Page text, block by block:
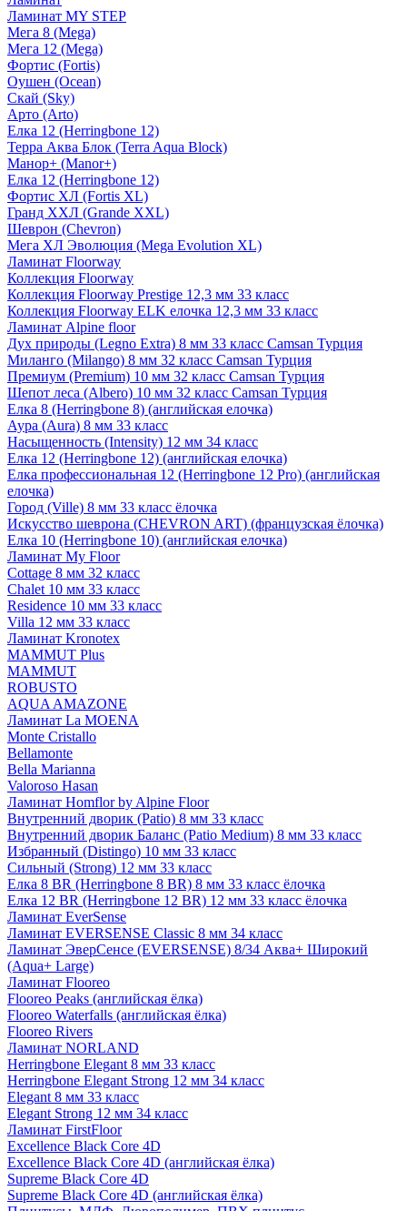
Ламинат MY STEP
Мега 8 (Mega)
Мега 12 (Mega)
Фортис (Fortis)
Оушен (Ocean)
Скай (Sky)
Арто (Arto)
Елка 12 (Herringbone 12)
Терра Аква Блок (Terra Aqua Block)
Манор+ (Manor+)
Елка 12 (Herringbone 12)
Фортис ХЛ (Fortis XL)
Гранд ХХЛ (Grande XXL)
Шеврон (Chevron)
Мега ХЛ Эволюция (Mega Evolution XL)
Ламинат Floorway
Коллекция Floorway
Коллекция Floorway Prestige 12,3 мм 33 класс
Коллекция Floorway ELK елочка 12,3 мм 33 класс
Ламинат Alpine floor
Дух природы (Legno Extra) 8 мм 33 класс Camsan Турция
Миланго (Milango) 8 мм 32 класс Camsan Турция
Премиум (Premium) 10 мм 32 класс Camsan Турция
Шепот леса (Albero) 10 мм 32 класс Camsan Турция
Елка 8 (Herringbone 8) (английская елочка)
Аура (Aura) 8 мм 33 класс
Насыщенность (Intensity) 12 мм 34 класс
Елка 12 (Herringbone 12) (английская елочка)
Елка профессиональная 12 (Herringbone 12 Pro) (английская
елочка)
Город (Ville) 8 мм 33 класс ёлочка
Искусство шеврона (CHEVRON ART) (французская ёлочка)
Елка 10 (Herringbone 10) (английская елочка)
Ламинат My Floor
Cottage 8 мм 32 класс
Chalet 10 мм 33 класс
Residence 10 мм 33 класс
Villa 12 мм 33 класс
Ламинат Kronotex
MAMMUT Plus
MAMMUT
ROBUSTO
AQUA AMAZONE
Ламинат La MOENA
Monte Cristallo
Bellamonte
Bella Marianna
Valoroso Hasan
Ламинат Homflor by Alpine Floor
Внутренний дворик (Patio) 8 мм 33 класс
Внутренний дворик Баланс (Patio Medium) 8 мм 33 класс
Избранный (Distingo) 10 мм 33 класс
Сильный (Strong) 12 мм 33 класс
Елка 8 BR (Herringbone 8 BR) 8 мм 33 класс ёлочка
Елка 12 BR (Herringbone 12 BR) 12 мм 33 класс ёлочка
Ламинат EverSense
Ламинат EVERSENSE Classic 8 мм 34 класс
Ламинат ЭверСенсе (EVERSENSE) 8/34 Аква+ Широкий
(Aqua+ Large)
Ламинат Flooreo
Flooreo Peaks (английская ёлка)
Flooreo Waterfalls (английская ёлка)
Flooreo Rivers
Ламинат NORLAND
Herringbone Elegant 8 мм 33 класс
Herringbone Elegant Strong 12 мм 34 класс
Elegant 8 мм 33 класс
Elegant Strong 12 мм 34 класс
Ламинат FirstFloor
Excellence Black Core 4D
Excellence Black Core 4D (английская ёлка)
Supreme Black Core 4D
Supreme Black Core 4D (английская ёлка)